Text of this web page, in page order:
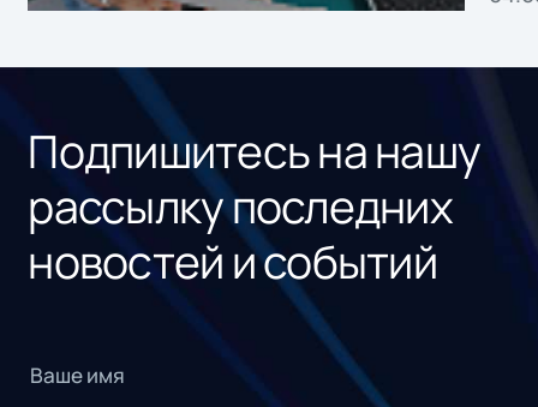
Подпишитесь на нашу
рассылку последних
новостей и событий